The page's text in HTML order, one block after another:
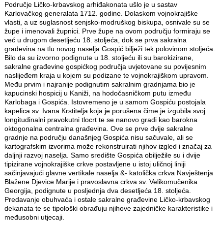
Područje Ličko-krbavskog arhiđakonata ušlo je u sastav
Karlovačkog generalata 1712. godine. Dolaskom vojnokrajiške
vlasti, a uz suglasnost senjsko-modruškog biskupa, osnivale su se
župe i imenovali župnici. Prve župe na ovom području formiraju se
već u drugom desetljeću 18. stoljeća, dok se prva sakralna
građevina na tlu novog naselja Gospić bilježi tek polovinom stoljeća.
Bilo da su izvorno podignute u 18. stoljeću ili su barokizirane,
sakralne građevine gospićkog područja uvjetovane su povijesnim
naslijeđem kraja u kojem su podizane te vojnokrajiškom upravom.
Među prvim i najranije podignutim sakralnim gradnjama bio je
kapucinski hospicij u Kaniži, na hodočasničkom putu između
Karlobaga i Gospića. Istovremeno je u samom Gospiću postojala
kapelica sv. Ivana Krstitelja koja je porušena čime je izgubila svoj
longitudinalni pravokutni tlocrt te se nanovo gradi kao barokna
oktogonalna centralna građevina. Ove se prve dvije sakralne
gradnje na području današnjeg Gospića nisu sačuvale, ali se
kartografskim izvorima može rekonstruirati njihov izgled i značaj za
daljnji razvoj naselja. Samo središte Gospića obilježile su i dvije
tipizirane vojnokrajiške crkve postavljene u istoj uličnoj liniji
sačinjavajući glavne vertikale naselja &‐ katolička crkva Navještenja
Blažene Djevice Marije i pravoslavna crkva sv. Velikomučenika
Georgija, podignute u posljednja dva desetljeća 18. stoljeća.
Predavanje obuhvaća i ostale sakralne građevine Ličko-krbavskog
dekanata te se tipološki obrađuju njihove zajedničke karakteristike i
međusobni utjecaji.